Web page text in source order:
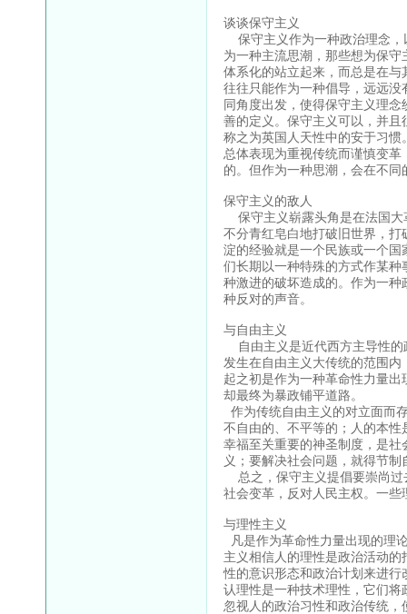
谈谈保守主义
保守主义作为一种政治理念，
为一种主流思潮，那些想为保
体系化的站立起来，而总是在
往往只能作为一种倡导，远远
同角度出发，使得保守主义理
善的定义。保守主义可以，并
称之为英国人天性中的安于习
总体表现为重视传统而谨慎变
的。但作为一种思潮，会在不同
保守主义的敌人
保守主义崭露头角是在法国大
不分青红皂白地打破旧世界，
淀的经验就是一个民族或一个
们长期以一种特殊的方式作某
种激进的破坏造成的。作为一
种反对的声音。
与自由主义
自由主义是近代西方主导性的
发生在自由主义大传统的范围
起之初是作为一种革命性力量
却最终为暴政铺平道路。
作为传统自由主义的对立面而
不自由的、不平等的；人的本
幸福至关重要的神圣制度，是
义；要解决社会问题，就得节
总之，保守主义提倡要崇尚过
社会变革，反对人民主权。一
与理性主义
凡是作为革命性力量出现的理
主义相信人的理性是政治活动
性的意识形态和政治计划来进
认理性是一种技术理性，它们
忽视人的政治习性和政治传统